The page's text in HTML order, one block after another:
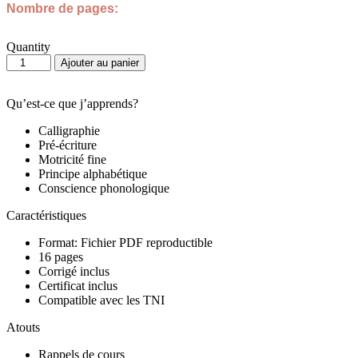
Nombre de pages:
Quantity
quantité
de
à
lettre
Ajouter au panier
Qu’est-ce que j’apprends?
Calligraphie
Pré-écriture
Motricité fine
Principe alphabétique
Conscience phonologique
Caractéristiques
Format: Fichier PDF reproductible
16 pages
Corrigé inclus
Certificat inclus
Compatible avec les TNI
Atouts
Rappels de cours